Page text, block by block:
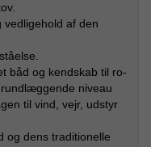
vedligehold af den
båd og kendskab til ro-
niveau
til vind, vejr, udstyr
og dens traditionelle